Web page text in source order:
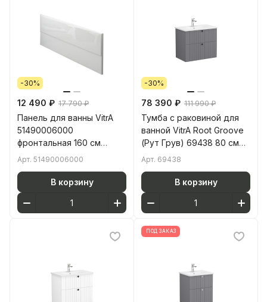
-30%
12 490 ₽ 17 790 ₽
Панель для ванны VitrA
51490006000
фронтальная 160 см
белая
Арт. 51490006000
В корзину
-30%
78 390 ₽ 111 990 ₽
Тумба с раковиной для
ванной VitrA Root Groove
(Рут Грув) 69438 80 см
матовая серая МДФ
Арт. 69438
В корзину
ПОД ЗАКАЗ